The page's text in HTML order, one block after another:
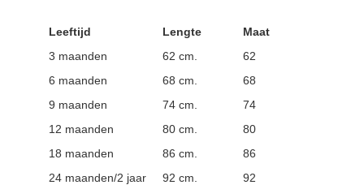
Leeftijd Lengte
Maat
3 maanden
62 cm.
62
6 maanden
68 cm.
68
9 maanden
74 cm.
74
12 maanden
80 cm.
80
18 maanden
86 cm.
86
24 maanden/2 jaar
92 cm.
92